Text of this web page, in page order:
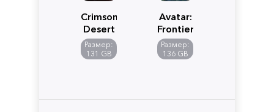
Crimson
Desert
Размер:
131 GB
Avatar:
Frontiers
of
Pandora
Размер:
136 GB